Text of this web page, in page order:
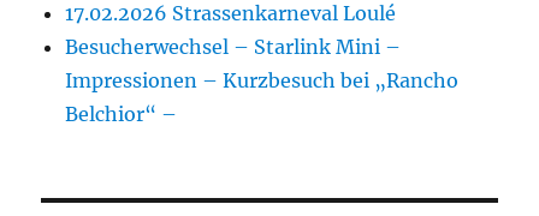
17.02.2026 Strassenkarneval Loulé
Besucherwechsel – Starlink Mini –
Impressionen – Kurzbesuch bei „Rancho
Belchior“ –